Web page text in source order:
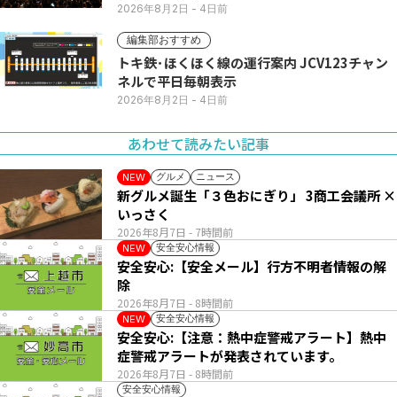
2026年8月2日 - 4日前
編集部おすすめ
トキ鉄･ほくほく線の運行案内 JCV123チャン
ネルで平日毎朝表示
2026年8月2日 - 4日前
あわせて読みたい記事
NEW グルメ ニュース
2026年8月7日 - 7時間前
新グルメ誕生「３色おにぎり」 3商工会議所 ×
いっさく
NEW 安全安心情報
2026年8月7日 - 8時間前
安全安心:【安全メール】行方不明者情報の解
除
NEW 安全安心情報
2026年8月7日 - 8時間前
安全安心:【注意：熱中症警戒アラート】熱中
症警戒アラートが発表されています。
安全安心情報